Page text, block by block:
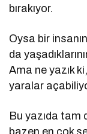
bırakıyor.
Oysa bir
da
Ama ne yazık
yaralar
Bu yazıda tam